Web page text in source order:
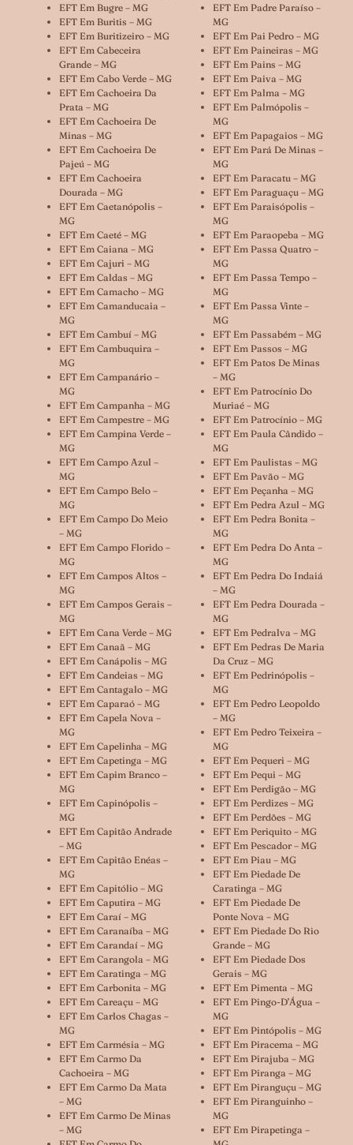
EFT Em Bugre – MG
EFT Em Buritis – MG
EFT Em Buritizeiro – MG
EFT Em Cabeceira
Grande – MG
EFT Em Cabo Verde – MG
EFT Em Cachoeira Da
Prata – MG
EFT Em Cachoeira De
Minas – MG
EFT Em Cachoeira De
Pajeú – MG
EFT Em Cachoeira
Dourada – MG
EFT Em Caetanópolis –
MG
EFT Em Caeté – MG
EFT Em Caiana – MG
EFT Em Cajuri – MG
EFT Em Caldas – MG
EFT Em Camacho – MG
EFT Em Camanducaia –
MG
EFT Em Cambuí – MG
EFT Em Cambuquira –
MG
EFT Em Campanário –
MG
EFT Em Campanha – MG
EFT Em Campestre – MG
EFT Em Campina Verde –
MG
EFT Em Campo Azul –
MG
EFT Em Campo Belo –
MG
EFT Em Campo Do Meio
– MG
EFT Em Campo Florido –
MG
EFT Em Campos Altos –
MG
EFT Em Campos Gerais –
MG
EFT Em Cana Verde – MG
EFT Em Canaã – MG
EFT Em Canápolis – MG
EFT Em Candeias – MG
EFT Em Cantagalo – MG
EFT Em Caparaó – MG
EFT Em Capela Nova –
MG
EFT Em Capelinha – MG
EFT Em Capetinga – MG
EFT Em Capim Branco –
MG
EFT Em Capinópolis –
MG
EFT Em Capitão Andrade
– MG
EFT Em Capitão Enéas –
MG
EFT Em Capitólio – MG
EFT Em Caputira – MG
EFT Em Caraí – MG
EFT Em Caranaíba – MG
EFT Em Carandaí – MG
EFT Em Carangola – MG
EFT Em Caratinga – MG
EFT Em Carbonita – MG
EFT Em Careaçu – MG
EFT Em Carlos Chagas –
MG
EFT Em Carmésia – MG
EFT Em Carmo Da
Cachoeira – MG
EFT Em Carmo Da Mata
– MG
EFT Em Carmo De Minas
– MG
EFT Em Padre Paraíso –
MG
EFT Em Pai Pedro – MG
EFT Em Paineiras – MG
EFT Em Pains – MG
EFT Em Paiva – MG
EFT Em Palma – MG
EFT Em Palmópolis –
MG
EFT Em Papagaios – MG
EFT Em Pará De Minas –
MG
EFT Em Paracatu – MG
EFT Em Paraguaçu – MG
EFT Em Paraisópolis –
MG
EFT Em Paraopeba – MG
EFT Em Passa Quatro –
MG
EFT Em Passa Tempo –
MG
EFT Em Passa Vinte –
MG
EFT Em Passabém – MG
EFT Em Passos – MG
EFT Em Patos De Minas
– MG
EFT Em Patrocínio Do
Muriaé – MG
EFT Em Patrocínio – MG
EFT Em Paula Cândido –
MG
EFT Em Paulistas – MG
EFT Em Pavão – MG
EFT Em Peçanha – MG
EFT Em Pedra Azul – MG
EFT Em Pedra Bonita –
MG
EFT Em Pedra Do Anta –
MG
EFT Em Pedra Do Indaiá
– MG
EFT Em Pedra Dourada –
MG
EFT Em Pedralva – MG
EFT Em Pedras De Maria
Da Cruz – MG
EFT Em Pedrinópolis –
MG
EFT Em Pedro Leopoldo
– MG
EFT Em Pedro Teixeira –
MG
EFT Em Pequeri – MG
EFT Em Pequi – MG
EFT Em Perdigão – MG
EFT Em Perdizes – MG
EFT Em Perdões – MG
EFT Em Periquito – MG
EFT Em Pescador – MG
EFT Em Piau – MG
EFT Em Piedade De
Caratinga – MG
EFT Em Piedade De
Ponte Nova – MG
EFT Em Piedade Do Rio
Grande – MG
EFT Em Piedade Dos
Gerais – MG
EFT Em Pimenta – MG
EFT Em Pingo-D’Água –
MG
EFT Em Pintópolis – MG
EFT Em Piracema – MG
EFT Em Pirajuba – MG
EFT Em Piranga – MG
EFT Em Piranguçu – MG
EFT Em Piranguinho –
MG
EFT Em Pirapetinga –